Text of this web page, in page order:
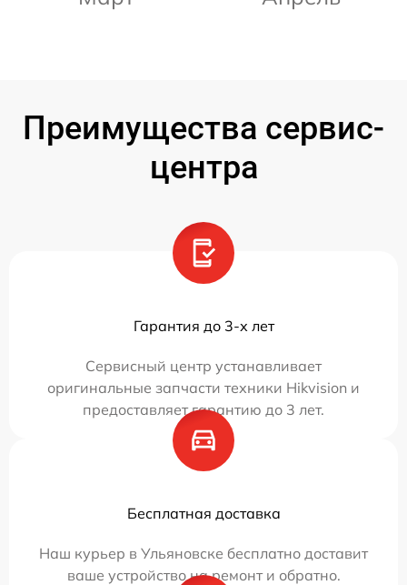
Преимущества сервис-
центра
Гарантия до 3-х лет
Сервисный центр устанавливает
оригинальные запчасти техники Hikvision и
предоставляет гарантию до 3 лет.
Бесплатная доставка
Наш курьер в Ульяновске бесплатно доставит
ваше устройство на ремонт и обратно.